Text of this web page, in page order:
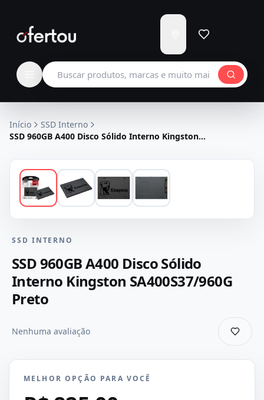
para
Carregando...
Buscar produtos
Início
SSD Interno
SSD 960GB A400 Disco Sólido Interno Kingston
SSD INTERNO
SSD 960GB A400 Disco Sólido
Interno Kingston SA400S37/960G
Preto
Nenhuma avaliação
MELHOR OPÇÃO PARA VOCÊ